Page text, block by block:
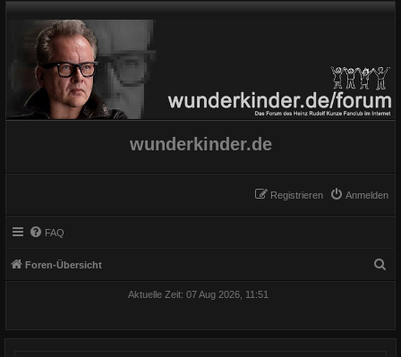
wunderkinder.de
Anmelden
Registrieren
FAQ
Foren-Übersicht
Aktuelle Zeit: 07 Aug 2026, 11:51